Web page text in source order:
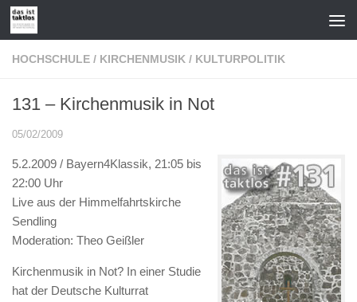
Zum Inhalt springen
HOCHSCHULE / KIRCHENMUSIK / KULTURPOLITIK
131 – Kirchenmusik in Not
05/02/2009
5.2.2009 / Bayern4Klassik, 21:05 bis
22:00 Uhr
Live aus der Himmelfahrtskirche
Sendling
Moderation: Theo Geißler
Kirchenmusik in Not? In einer Studie
hat der Deutsche Kulturrat